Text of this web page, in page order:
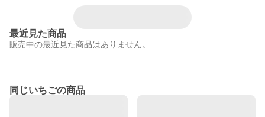
最近見た商品
販売中の最近見た商品はありません。
同じいちごの商品